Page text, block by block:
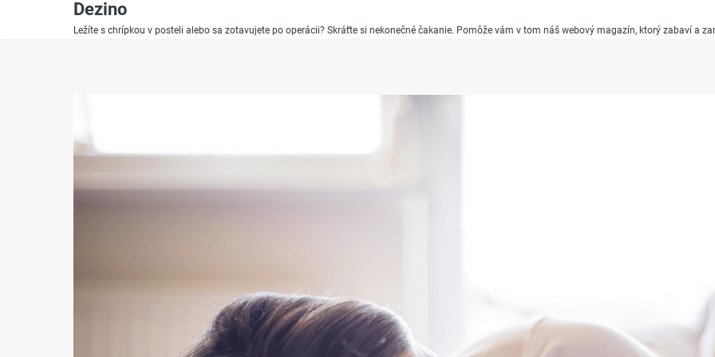
Dezino
Ležíte s chrípkou v posteli alebo sa zotavujete po operácii? Skráťte si nekonečné čakanie. Pomôže vám v tom náš webový magazín, ktorý zabaví a